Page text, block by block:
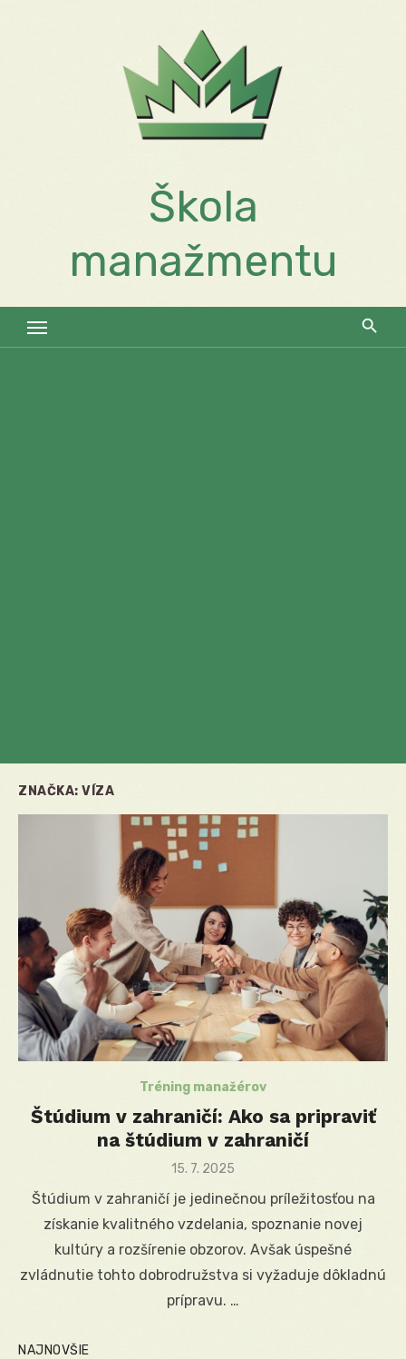
Škola
manažmentu
ZNAČKA: VÍZA
Tréning manažérov
Štúdium v zahraničí: Ako sa pripraviť
na štúdium v zahraničí
Posted
15. 7. 2025
Štúdium v zahraničí je jedinečnou príležitosťou na
získanie kvalitného vzdelania, spoznanie novej
kultúry a rozšírenie obzorov. Avšak úspešné
zvládnutie tohto dobrodružstva si vyžaduje dôkladnú
prípravu. …
NAJNOVŠIE